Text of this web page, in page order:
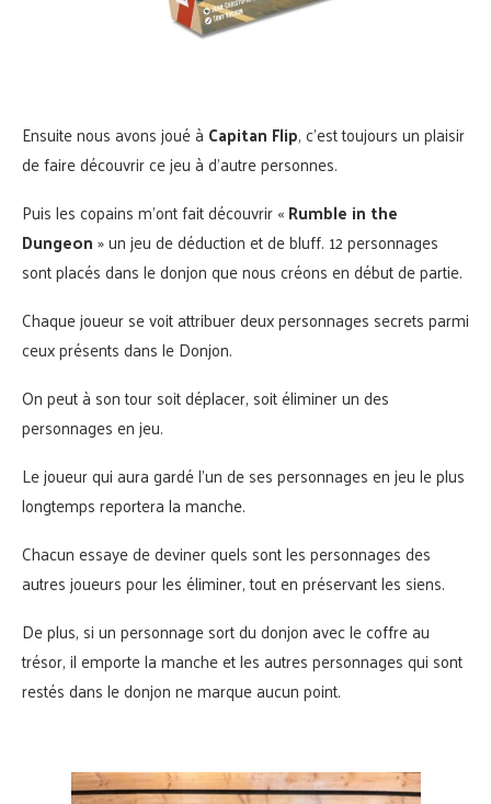
Ensuite nous avons joué à Capitan Flip, c’est toujours un plaisir
de faire découvrir ce jeu à d’autre personnes.
Puis les copains m’ont fait découvrir «Rumble in the
Dungeon» un jeu de déduction et de bluff. 12 personnages
sont placés dans le donjon que nous créons en début de partie.
Chaque joueur se voit attribuer deux personnages secrets parmi
ceux présents dans le Donjon.
On peut à son tour soit déplacer, soit éliminer un des
personnages en jeu.
Le joueur qui aura gardé l’un de ses personnages en jeu le plus
longtemps reportera la manche.
Chacun essaye de deviner quels sont les personnages des
autres joueurs pour les éliminer, tout en préservant les siens.
De plus, si un personnage sort du donjon avec le coffre au
trésor, il emporte la manche et les autres personnages qui sont
restés dans le donjon ne marque aucun point.